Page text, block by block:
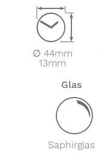
Z
∅ 44mm
13mm
Glas
y
Saphirglas